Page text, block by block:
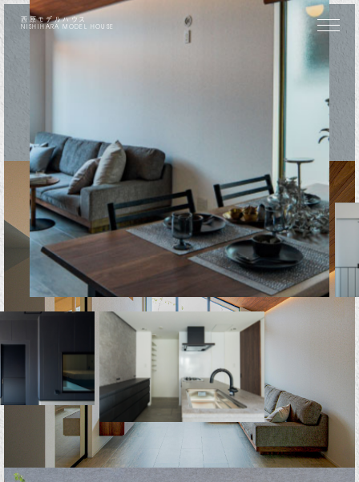
西原モデルハウス
NISHIHARA MODEL HOUSE
2階リビングの開放感。